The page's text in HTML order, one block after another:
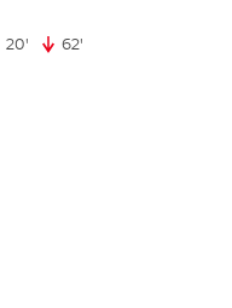
20' 20. minute
62'